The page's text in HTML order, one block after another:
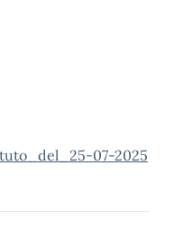
07-2025